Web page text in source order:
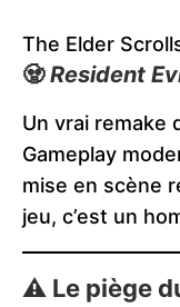
The Elder
🧟Resident
Un vrai remake
Gameplay
mise en scène
jeu, c’est un
⚠️ Le piège